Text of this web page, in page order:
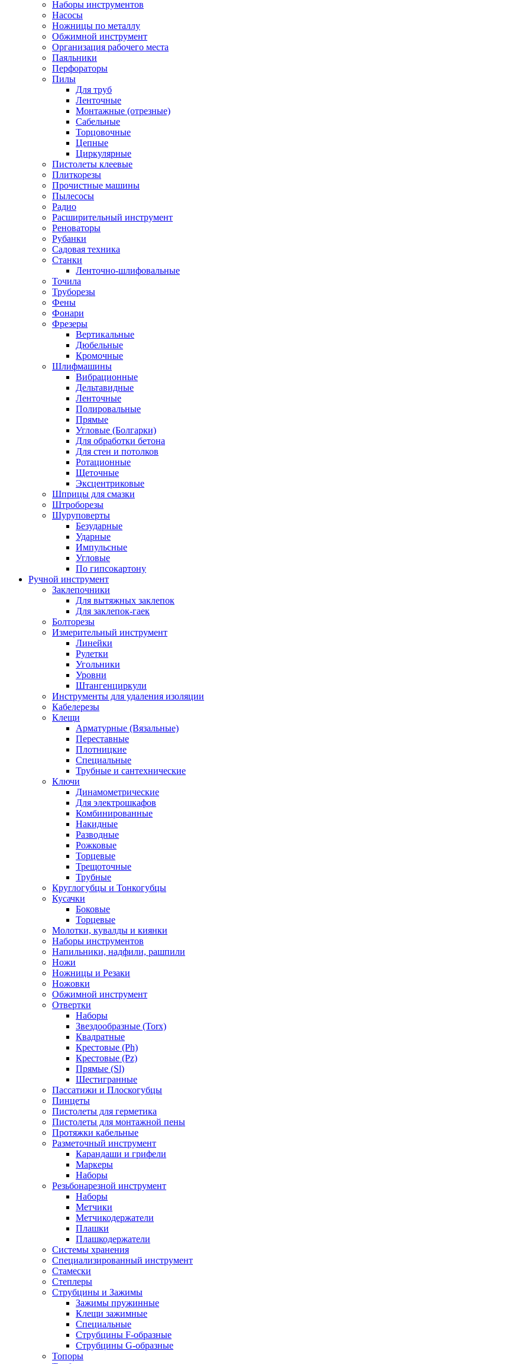
Наборы инструментов
Насосы
Ножницы по металлу
Обжимной инструмент
Организация рабочего места
Паяльники
Перфораторы
Пилы
Для труб
Ленточные
Монтажные (отрезные)
Сабельные
Торцовочные
Цепные
Циркулярные
Пистолеты клеевые
Плиткорезы
Прочистные машины
Пылесосы
Радио
Расширительный инструмент
Реноваторы
Рубанки
Садовая техника
Станки
Ленточно-шлифовальные
Точила
Труборезы
Фены
Фонари
Фрезеры
Вертикальные
Дюбельные
Кромочные
Шлифмашины
Вибрационные
Дельтавидные
Ленточные
Полировальные
Прямые
Угловые (Болгарки)
Для обработки бетона
Для стен и потолков
Ротационные
Щеточные
Эксцентриковые
Шприцы для смазки
Штроборезы
Шуруповерты
Безударные
Ударные
Импульсные
Угловые
По гипсокартону
Ручной инструмент
Заклепочники
Для вытяжных заклепок
Для заклепок-гаек
Болторезы
Измерительный инструмент
Линейки
Рулетки
Угольники
Уровни
Штангенциркули
Инструменты для удаления изоляции
Кабелерезы
Клещи
Арматурные (Вязальные)
Переставные
Плотницкие
Специальные
Трубные и сантехнические
Ключи
Динамометрические
Для электрошкафов
Комбинированные
Накидные
Разводные
Рожковые
Торцевые
Трещоточные
Трубные
Круглогубцы и Тонкогубцы
Кусачки
Боковые
Торцевые
Молотки, кувалды и киянки
Наборы инструментов
Напильники, надфили, рашпили
Ножи
Ножницы и Резаки
Ножовки
Обжимной инструмент
Отвертки
Наборы
Звездообразные (Torx)
Квадратные
Крестовые (Ph)
Крестовые (Pz)
Прямые (Sl)
Шестигранные
Пассатижи и Плоскогубцы
Пинцеты
Пистолеты для герметика
Пистолеты для монтажной пены
Протяжки кабельные
Разметочный инструмент
Карандаши и грифели
Маркеры
Наборы
Резьбонарезной инструмент
Наборы
Метчики
Метчикодержатели
Плашки
Плашкодержатели
Системы хранения
Специализированный инструмент
Стамески
Степлеры
Струбцины и Зажимы
Зажимы пружинные
Клещи зажимные
Специальные
Струбцины F-образные
Струбцины G-образные
Топоры